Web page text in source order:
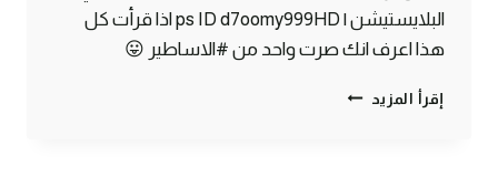
البلايستيشن | ps ID d7oomy999HD اذا قرأت كل
هذا اعرف انك صرت واحد من #الاساطير 😛
إقرأ المزيد ماين